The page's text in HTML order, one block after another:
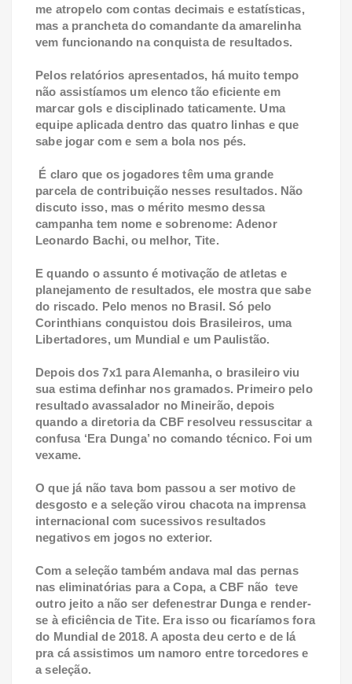
me atropelo com contas decimais e estatísticas,
mas a prancheta do comandante da amarelinha
vem funcionando na conquista de resultados.
Pelos relatórios apresentados, há muito tempo
não assistíamos um elenco tão eficiente em
marcar gols e disciplinado taticamente. Uma
equipe aplicada dentro das quatro linhas e que
sabe jogar com e sem a bola nos pés.
É claro que os jogadores têm uma grande
parcela de contribuição nesses resultados. Não
discuto isso, mas o mérito mesmo dessa
campanha tem nome e sobrenome: Adenor
Leonardo Bachi, ou melhor, Tite.
E quando o assunto é motivação de atletas e
planejamento de resultados, ele mostra que sabe
do riscado. Pelo menos no Brasil. Só pelo
Corinthians conquistou dois Brasileiros, uma
Libertadores, um Mundial e um Paulistão.
Depois dos 7x1 para Alemanha, o brasileiro viu
sua estima definhar nos gramados. Primeiro pelo
resultado avassalador no Mineirão, depois
quando a diretoria da CBF resolveu ressuscitar a
confusa ‘Era Dunga’ no comando técnico. Foi um
vexame.
O que já não tava bom passou a ser motivo de
desgosto e a seleção virou chacota na imprensa
internacional com sucessivos resultados
negativos em jogos no exterior.
Com a seleção também andava mal das pernas
nas eliminatórias para a Copa, a CBF não teve
outro jeito a não ser defenestrar Dunga e render-
se à eficiência de Tite. Era isso ou ficaríamos fora
do Mundial de 2018. A aposta deu certo e de lá
pra cá assistimos um namoro entre torcedores e
a seleção.